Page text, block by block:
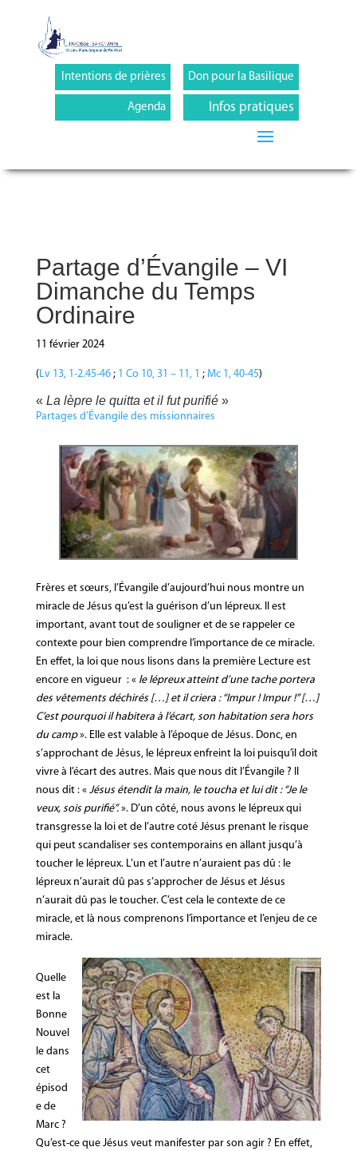
Intentions de prières
Agenda
Don pour la Basilique
Infos pratiques
Partage d’Évangile – VI
Dimanche du Temps
Ordinaire
11 février 2024
(Lv 13, 1-2.45-46; 1 Co 10, 31 – 11, 1 ; Mc 1, 40-45)
« La lèpre le quitta et il fut purifié»
Partages d’Évangile des missionnaires
Frères et sœurs, l’Évangile d’aujourd’hui nous montre un
miracle de Jésus qu’est la guérison d’un lépreux. Il est
important, avant tout de souligner et de se rappeler ce
contexte pour bien comprendre l’importance de ce miracle.
En effet, la loi que nous lisons dans la première Lecture est
encore en vigueur : « le lépreux atteint d’une tache portera
des vêtements déchirés […] et il criera : “Impur ! Impur !” […]
C’est pourquoi il habitera à l’écart, son habitation sera hors
du camp». Elle est valable à l’époque de Jésus. Donc, en
s’approchant de Jésus, le lépreux enfreint la loi puisqu’il doit
vivre à l’écart des autres. Mais que nous dit l’Évangile ? Il
nous dit : « Jésus étendit la main, le toucha et lui dit : “Je le
veux, sois purifié”.». D’un côté, nous avons le lépreux qui
transgresse la loi et de l’autre coté Jésus prenant le risque
qui peut scandaliser ses contemporains en allant jusqu’à
toucher le lépreux. L’un et l’autre n’auraient pas dû : le
lépreux n’aurait dû pas s’approcher de Jésus et Jésus
n’aurait dû pas le toucher. C’est cela le contexte de ce
miracle, et là nous comprenons l’importance et l’enjeu de ce
miracle.
Quelle
est la
Bonne
Nouvel
le dans
cet
épisod
e de
Marc ?
Qu’est-ce que Jésus veut manifester par son agir ? En effet,